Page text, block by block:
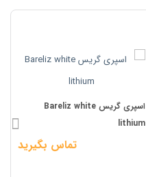
اسپری گریس Bareliz white
lithium
تماس بگیرید